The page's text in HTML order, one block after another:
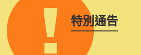
特別通告